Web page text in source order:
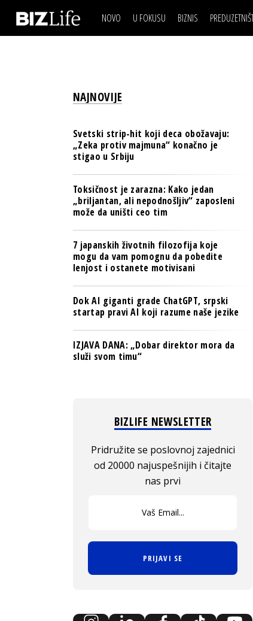
NOVO U FOKUSU BIZNIS
BANKE
TECH I AI
BIZNIS & SPORT
PULS REGIONA
NOVO NA RAFU
IZJAVA DANABIZNIS SCENA
BREND I
OSIGURANJE
TECH I AI
PULS REGIONA
NAJNOVIJE
Svetski strip-hit koji deca obožavaju:
„Zeka protiv majmuna“ konačno je
stigao u Srbiju
Toksičnost je zarazna: Kako jedan
„briljantan, ali nepodnošljiv“ zaposleni
može da uništi ceo tim
7 japanskih životnih filozofija koje
mogu da vam pomognu da pobedite
lenjost i ostanete motivisani
Dok AI giganti grade ChatGPT, srpski
startap pravi AI koji razume naše jezike
IZJAVA DANA: „Dobar direktor mora da
služi svom timu“
BIZLIFE NEWSLETTER
Pridružite se poslovnoj zajednici
od 20000 najuspešnijih i čitajte
nas prvi
PRIJAVI SE